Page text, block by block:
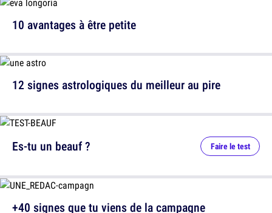
10 avantages à être petite
12 signes astrologiques du meilleur au pire
Es-tu un beauf ? Faire le test
+40 signes que tu viens de la campagne